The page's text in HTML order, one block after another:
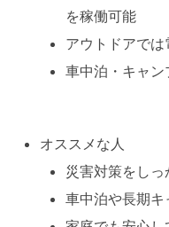
を稼働可能
アウトドアで
車中泊・キャ
オススメな人
災害対策をし
車中泊や長期キ